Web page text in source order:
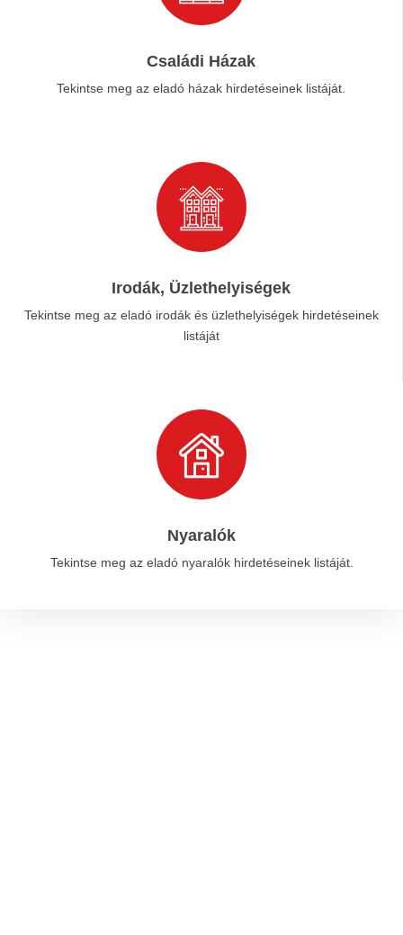
Családi Házak
Tekintse meg az eladó házak hirdetéseinek listáját.
Irodák, Üzlethelyiségek
Tekintse meg az eladó irodák és üzlethelyiségek hirdetéseinek
listáját
Nyaralók
Tekintse meg az eladó nyaralók hirdetéseinek listáját.